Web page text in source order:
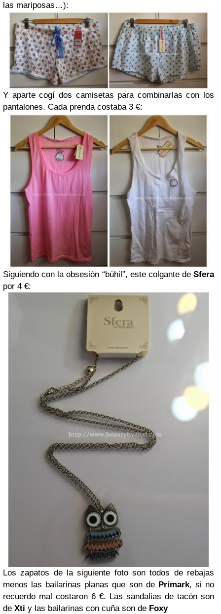
las mariposas…):
Y aparte cogí dos camisetas para combinarlas con los
pantalones. Cada prenda costaba 3 €:
Siguiendo con la obsesión “búhil”, este colgante de Sfera
por 4 €:
Los zapatos de la siguiente foto son todos de rebajas
menos las bailarinas planas que son de Primark, si no
recuerdo mal costaron 6 €. Las sandalias de tacón son
de Xti y las bailarinas con cuña son de Foxy